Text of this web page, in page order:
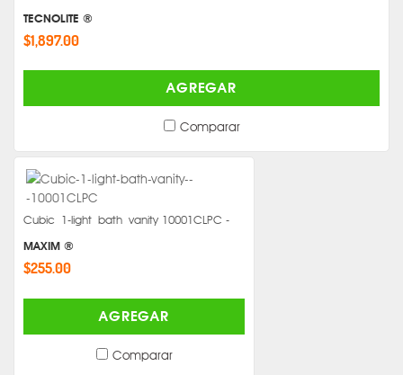
TECNOLITE ®
$1,897.00
AGREGAR
Comparar
Cubic 1-light bath vanity 10001CLPC -
MAXIM ®
$255.00
AGREGAR
Comparar